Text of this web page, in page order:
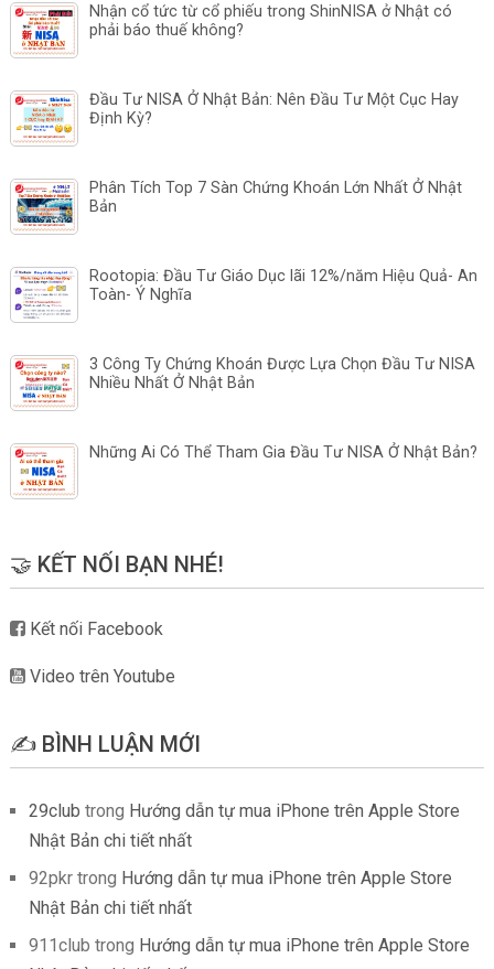
Nhận cổ tức từ cổ phiếu trong ShinNISA ở Nhật có
phải báo thuế không?
Đầu Tư NISA Ở Nhật Bản: Nên Đầu Tư Một Cục Hay
Định Kỳ?
Phân Tích Top 7 Sàn Chứng Khoán Lớn Nhất Ở Nhật
Bản
Rootopia: Đầu Tư Giáo Dục lãi 12%/năm Hiệu Quả- An
Toàn- Ý Nghĩa
3 Công Ty Chứng Khoán Được Lựa Chọn Đầu Tư NISA
Nhiều Nhất Ở Nhật Bản
Những Ai Có Thể Tham Gia Đầu Tư NISA Ở Nhật Bản?
🤝 KẾT NỐI BẠN NHÉ!
Kết nối Facebook
Video trên Youtube
✍️ BÌNH LUẬN MỚI
29club trong Hướng dẫn tự mua iPhone trên Apple Store
Nhật Bản chi tiết nhất
92pkrtrong Hướng dẫn tự mua iPhone trên Apple Store
Nhật Bản chi tiết nhất
911club trong Hướng dẫn tự mua iPhone trên Apple Store